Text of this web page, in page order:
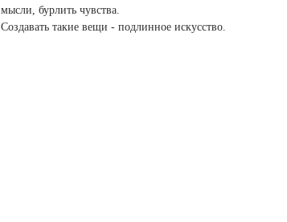
мысли, бурлить чувства.
Создавать такие вещи - подлинное искусство.